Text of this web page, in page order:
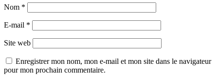
Nom *
E-mail *
Site web
Enregistrer mon nom, mon e-mail et mon site dans le navigateur
pour mon prochain commentaire.